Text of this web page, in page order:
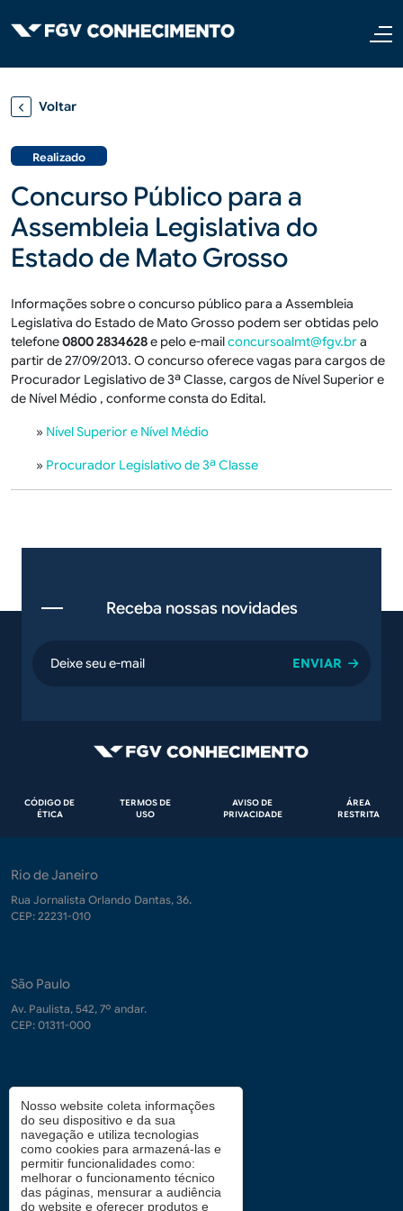
Voltar
Realizado
Concurso Público para a
Assembleia Legislativa do
Estado de Mato Grosso
Informações sobre o concurso público para a Assembleia
Legislativa do Estado de Mato Grosso podem ser obtidas pelo
telefone0800 2834628e pelo e-mailconcursoalmt@fgv.bra
partir de 27/09/2013. O concurso oferece vagas para cargos de
Procurador Legislativo de 3ª Classe, cargos de Nível Superior e
de Nível Médio , conforme consta do Edital.
» Nível Superior e Nível Médio
» Procurador Legislativo de 3ª Classe
Receba nossas novidades
email
Rodapé
CÓDIGO DE
ÉTICA
TERMOS DE
USO
AVISO DE
PRIVACIDADE
ÁREA
RESTRITA
Rio de Janeiro
Rua Jornalista Orlando Dantas, 36.
CEP: 22231-010
São Paulo
Av. Paulista, 542, 7º andar.
CEP: 01311-000
Contrate-nos
demanda.conhecimento@fgv.br
+ 55 (21) 3799-6066
Atendimento aos candidatos
Nosso website coleta informações
do seu dispositivo e da sua
navegação e utiliza tecnologias
como cookies para armazená-las e
permitir funcionalidades como:
melhorar o funcionamento técnico
das páginas, mensurar a audiência
do website e oferecer produtos e